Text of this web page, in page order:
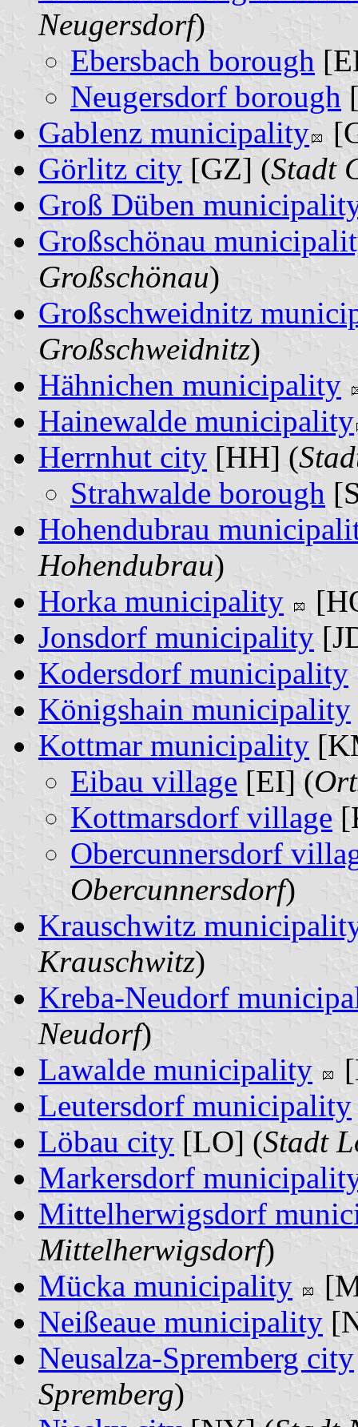
Neugersdorf)
Ebersbach borough
Neugersdorf borough
Gablenz municipality
Görlitz city [GZ] (Stadt
Groß Düben
Großschönau
Großschönau)
Großschweidnitz
Großschweidnitz)
Hähnichen municipality
Hainewalde municipality
Herrnhut city [HH] (
Strahwalde borough
Hohendubrau
Hohendubrau)
Horka municipality
Jonsdorf municipality
Kodersdorf municipality
Königshain municipality
Kottmar municipality
Eibau village [EI] (
Kottmarsdorf village
Obercunnersdorf
Obercunnersdorf)
Krauschwitz
Krauschwitz)
Kreba-Neudorf
Neudorf)
Lawalde municipality
Leutersdorf municipality
Löbau city [LO] (Stadt
Markersdorf
Mittelherwigsdorf
Mittelherwigsdorf)
Mücka municipality
Neißeaue municipality
Neusalza-Spremberg city
Spremberg)